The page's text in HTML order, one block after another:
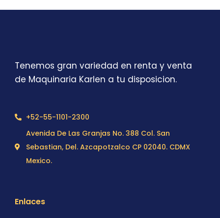
Tenemos gran variedad en renta y venta
de Maquinaria Karlen a tu disposicion.
+52-55-1101-2300
Avenida De Las Granjas No. 388 Col. San
Sebastian, Del. Azcapotzalco CP 02040. CDMX
Mexico.
Enlaces